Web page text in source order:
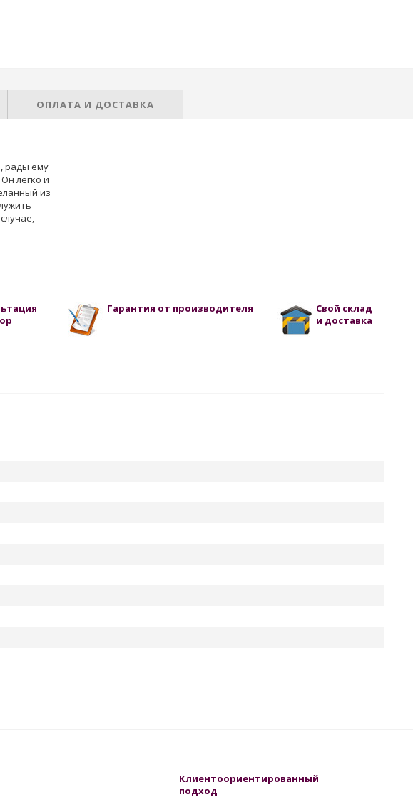
ОПЛАТА И ДОСТАВКА
рады ему
легко и
из
Гарантия от производителя
Свой склад
и доставка
Клиентоориентированный
подход